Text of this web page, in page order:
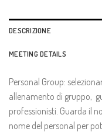
DESCRIZIONE
MEETING DETAILS
Personal Group:
allenamento di gruppo,
professionisti. Guarda il
nome del personal per